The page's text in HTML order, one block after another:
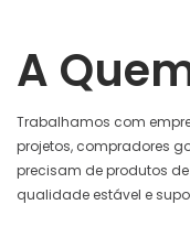
A
Trabalhamos com
projetos, compradores
precisam de produtos
qualidade estável e